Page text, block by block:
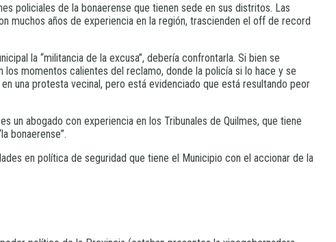
policiales de la bonaerense que tienen sede en sus distritos. Las
muchos años de experiencia en la región, trascienden el off de record
la “militancia de la excusa”, debería confrontarla. Si bien se
momentos calientes del reclamo, donde la policía si lo hace y se
una protesta vecinal, pero está evidenciado que está resultando peor
abogado con experiencia en los Tribunales de Quilmes, que tiene
bonaerense”.
en política de seguridad que tiene el Municipio con el accionar de la